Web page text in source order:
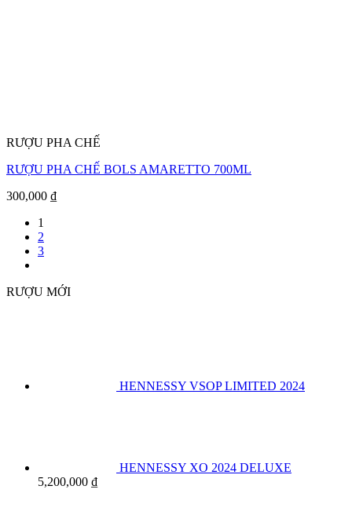
RƯỢU PHA CHẾ
RƯỢU PHA CHẾ BOLS AMARETTO 700ML
300,000 ₫
1
2
3
RƯỢU MỚI
HENNESSY VSOP LIMITED 2024
HENNESSY XO 2024 DELUXE
5,200,000 ₫